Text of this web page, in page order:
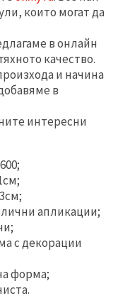
които могат да
в онлайн
качество.
и начина
в
интересни
апликации;
с декорации
форма;